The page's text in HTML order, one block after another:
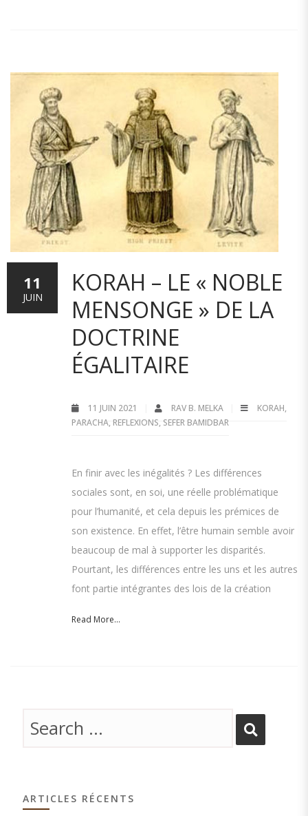
KORAH – LE « NOBLE
MENSONGE » DE LA
DOCTRINE
ÉGALITAIRE
11 JUIN 2021 RAV B. MELKA KORAH,
PARACHA, REFLEXIONS, SEFER BAMIDBAR
En finir avec les inégalités ? Les différences
sociales sont, en soi, une réelle problématique
pour l’humanité, et cela depuis les prémices de
son existence. En effet, l’être humain semble avoir
beaucoup de mal à supporter les disparités.
Pourtant, les différences entre les uns et les autres
font partie intégrantes des lois de la création
Read More...
11
JUIN
ARTICLES RÉCENTS